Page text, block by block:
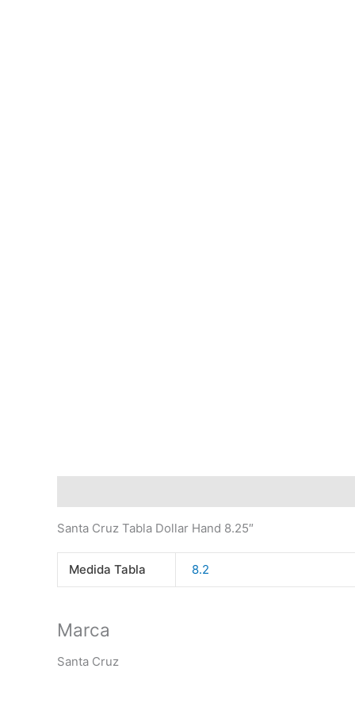
Santa Cruz Tabla Dollar Hand 8.25″
Medida Tabla 8.2
Marca
Santa Cruz